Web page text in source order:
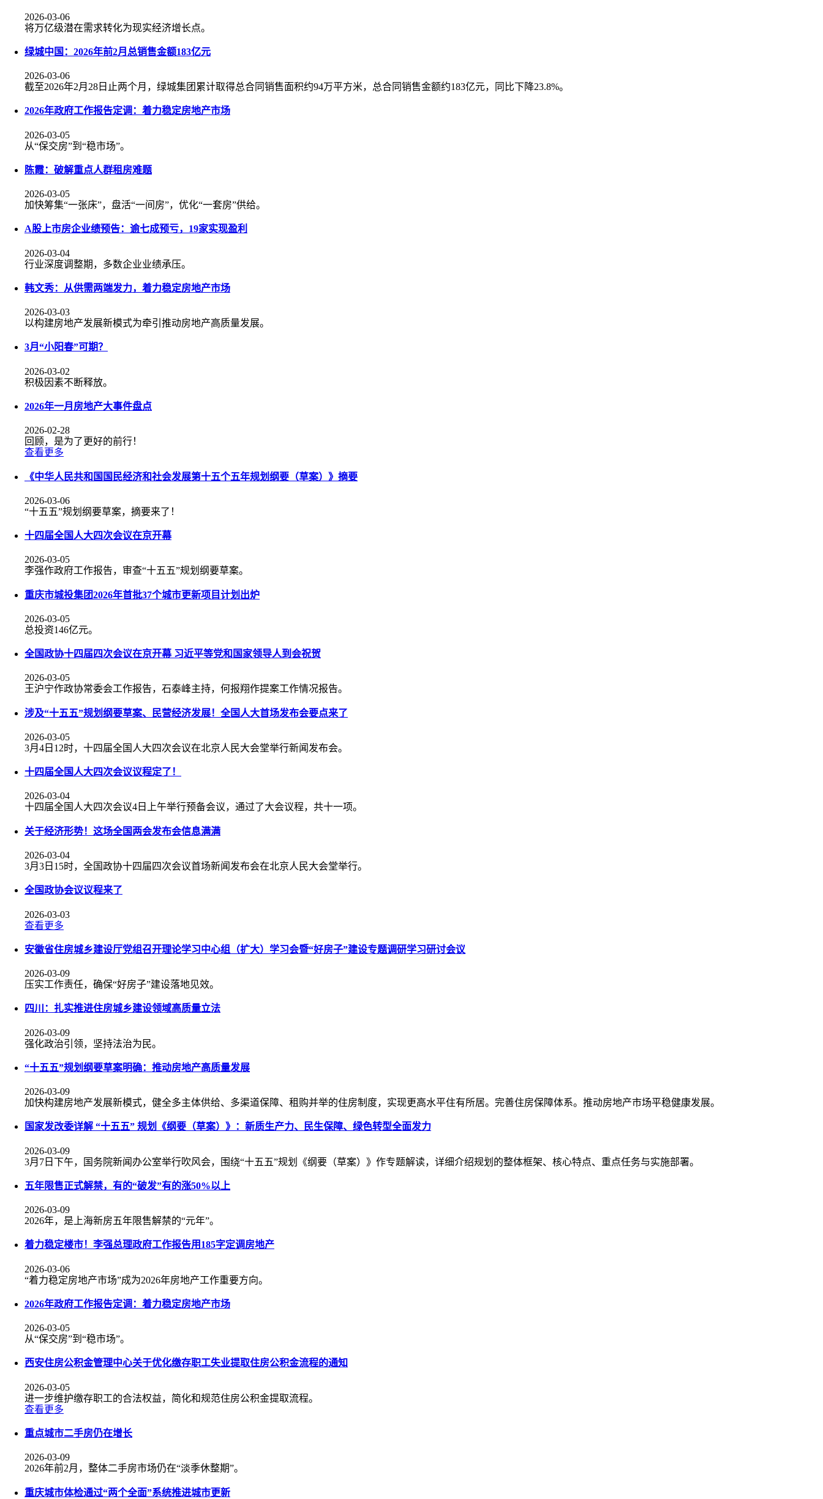
2026-03-06
将万亿级潜在需求转化为现实经济增长点。
绿城中国：2026年前2月总销售金额183亿元
2026-03-06
截至2026年2月28日止两个月，绿城集团累计取得总合同销售面积约94万平方米，总合同销售金额约183亿元，同比下降23.8%。
2026年政府工作报告定调：着力稳定房地产市场
2026-03-05
从“保交房”到“稳市场”。
陈霞：破解重点人群租房难题
2026-03-05
加快筹集“一张床”，盘活“一间房”，优化“一套房”供给。
A股上市房企业绩预告：逾七成预亏，19家实现盈利
2026-03-04
行业深度调整期，多数企业业绩承压。
韩文秀：从供需两端发力，着力稳定房地产市场
2026-03-03
以构建房地产发展新模式为牵引推动房地产高质量发展。
3月“小阳春”可期？
2026-03-02
积极因素不断释放。
2026年一月房地产大事件盘点
2026-02-28
回顾，是为了更好的前行！
查看更多
《中华人民共和国国民经济和社会发展第十五个五年规划纲要（草案）》摘要
2026-03-06
“十五五”规划纲要草案，摘要来了！
十四届全国人大四次会议在京开幕
2026-03-05
李强作政府工作报告，审查“十五五”规划纲要草案。
重庆市城投集团2026年首批37个城市更新项目计划出炉
2026-03-05
总投资146亿元。
全国政协十四届四次会议在京开幕 习近平等党和国家领导人到会祝贺
2026-03-05
王沪宁作政协常委会工作报告，石泰峰主持，何报翔作提案工作情况报告。
涉及“十五五”规划纲要草案、民营经济发展！全国人大首场发布会要点来了
2026-03-05
3月4日12时，十四届全国人大四次会议在北京人民大会堂举行新闻发布会。
十四届全国人大四次会议议程定了！
2026-03-04
十四届全国人大四次会议4日上午举行预备会议，通过了大会议程，共十一项。
关于经济形势！这场全国两会发布会信息满满
2026-03-04
3月3日15时，全国政协十四届四次会议首场新闻发布会在北京人民大会堂举行。
全国政协会议议程来了
2026-03-03
查看更多
安徽省住房城乡建设厅党组召开理论学习中心组（扩大）学习会暨“好房子”建设专题调研学习研讨会议
2026-03-09
压实工作责任，确保“好房子”建设落地见效。
四川：扎实推进住房城乡建设领域高质量立法
2026-03-09
强化政治引领，坚持法治为民。
“十五五”规划纲要草案明确：推动房地产高质量发展
2026-03-09
加快构建房地产发展新模式，健全多主体供给、多渠道保障、租购并举的住房制度，实现更高水平住有所居。完善住房保障体系。推动房地产市场平稳健康发展。
国家发改委详解 “十五五” 规划《纲要（草案）》：新质生产力、民生保障、绿色转型全面发力
2026-03-09
3月7日下午，国务院新闻办公室举行吹风会，围绕“十五五”规划《纲要（草案）》作专题解读，详细介绍规划的整体框架、核心特点、重点任务与实施部署。
五年限售正式解禁，有的“破发”有的涨50%以上
2026-03-09
2026年，是上海新房五年限售解禁的“元年”。
着力稳定楼市！李强总理政府工作报告用185字定调房地产
2026-03-06
“着力稳定房地产市场”成为2026年房地产工作重要方向。
2026年政府工作报告定调：着力稳定房地产市场
2026-03-05
从“保交房”到“稳市场”。
西安住房公积金管理中心关于优化缴存职工失业提取住房公积金流程的通知
2026-03-05
进一步维护缴存职工的合法权益，简化和规范住房公积金提取流程。
查看更多
重点城市二手房仍在增长
2026-03-09
2026年前2月，整体二手房市场仍在“淡季休整期”。
重庆城市体检通过“两个全面”系统推进城市更新